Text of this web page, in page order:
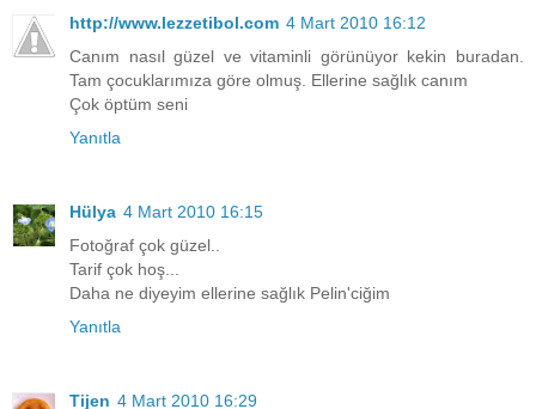
http://www.lezzetibol.com 4 Mart 2010 16:12
Canım nasıl güzel ve vitaminli görünüyor kekin buradan.
Tam çocuklarımıza göre olmuş. Ellerine sağlık canım
Çok öptüm seni
Yanıtla
Hülya 4 Mart 2010 16:15
Fotoğraf çok güzel..
Tarif çok hoş...
Daha ne diyeyim ellerine sağlık Pelin'ciğim
Yanıtla
Tijen 4 Mart 2010 16:29